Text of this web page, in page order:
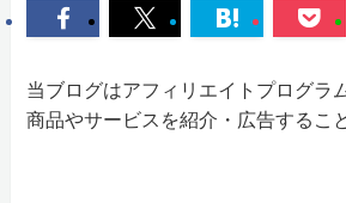
当ブログはアフィリエイトプログラ
商品やサービスを紹介・広告するこ